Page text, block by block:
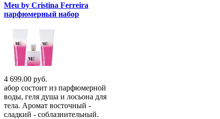
Meu by Cristina Ferreira
парфюмерный набор
4 699.00 руб.
абор состоит из парфюмерной
воды, геля душа и лосьона для
тела. Аромат восточный -
сладкий - соблазнительный.